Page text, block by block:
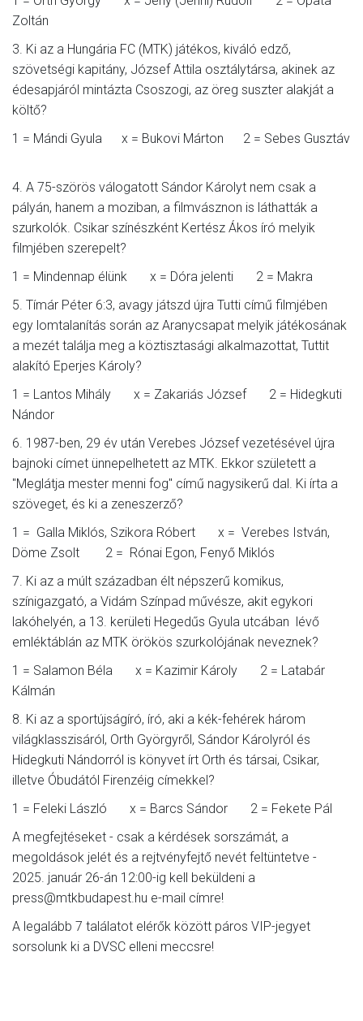
Zoltán
3. Ki az a Hungária FC (MTK) játékos, kiváló edző,
szövetségi kapitány, József Attila osztálytársa, akinek az
édesapjáról mintázta Csoszogi, az öreg suszter alakját a
költő?
1 = Mándi Gyula x = Bukovi Márton 2 = Sebes Gusztáv
4. A 75-szörös válogatott Sándor Károlyt nem csak a
pályán, hanem a moziban, a filmvásznon is láthatták a
szurkolók. Csikar színészként Kertész Ákos író melyik
filmjében szerepelt?
1 = Mindennap élünk x = Dóra jelenti 2 = Makra
5. Tímár Péter 6:3, avagy játszd újra Tutti című filmjében
egy lomtalanítás során az Aranycsapat melyik játékosának
a mezét találja meg a köztisztasági alkalmazottat, Tuttit
alakító Eperjes Károly?
1 = Lantos Mihály x = Zakariás József 2 = Hidegkuti
Nándor
6. 1987-ben, 29 év után Verebes József vezetésével újra
bajnoki címet ünnepelhetett az MTK. Ekkor született a
"Meglátja mester menni fog" című nagysikerű dal. Ki írta a
szöveget, és ki a zeneszerző?
1 = Galla Miklós, Szikora Róbert x = Verebes István,
Döme Zsolt 2 = Rónai Egon, Fenyő Miklós
7. Ki az a múlt században élt népszerű komikus,
színigazgató, a Vidám Színpad művésze, akit egykori
lakóhelyén, a 13. kerületi Hegedűs Gyula utcában lévő
emléktáblán az MTK örökös szurkolójának neveznek?
1 = Salamon Béla x = Kazimir Károly 2 = Latabár
Kálmán
8. Ki az a sportújságíró, író, aki a kék-fehérek három
világklasszisáról, Orth Györgyről, Sándor Károlyról és
Hidegkuti Nándorról is könyvet írt Orth és társai, Csikar,
illetve Óbudától Firenzéig címekkel?
1 = Feleki László x = Barcs Sándor 2 = Fekete Pál
A megfejtéseket - csak a kérdések sorszámát, a
megoldások jelét és a rejtvényfejtő nevét feltüntetve -
2025. január 26-án 12:00-ig kell beküldeni a
press@mtkbudapest.hu e-mail címre!
A legalább 7 találatot elérők között páros VIP-jegyet
sorsolunk ki a DVSC elleni meccsre!